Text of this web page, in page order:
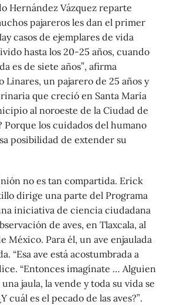
Hernández Vázquez reparte
pajareros les dan el primer
casos de ejemplares de vida
hasta los 20-25 años, cuando
es de siete años”, afirma
Linares, un pajarero de 25 años y
que creció en Santa María
al noroeste de la Ciudad de
Porque los cuidados del humano
posibilidad de extender su
no es tan compartida. Erick
dirige una parte del Programa
iniciativa de ciencia ciudadana
de aves, en Tlaxcala, al
México. Para él, un ave enjaulada
“Esa ave está acostumbrada a
“Entonces imagínate … Alguien
jaula, la vende y toda su vida se
cuál es el pecado de las aves?”.